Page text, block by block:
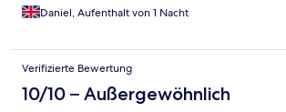
Daniel, Aufenthalt von 1 Nacht
Verifizierte Bewertung
10/10 – Außergewöhnlich